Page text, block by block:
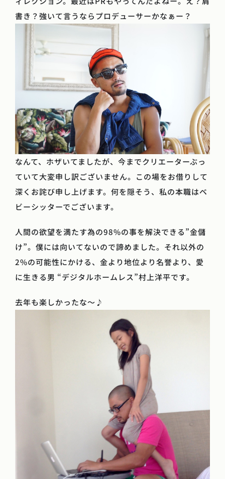
書き？強いて言うならプロデューサーかなぁー？
なんて、ホザいてましたが、今までクリエーターぶっ
ていて大変申し訳ございません。この場をお借りして
深くお詫び申し上げます。何を隠そう、私の本職はベ
ビーシッターでございます。
人間の欲望を満たす為の98%の事を解決できる”金儲
け”。僕には向いてないので諦めました。それ以外の
2%の可能性にかける、金より地位より名誉より、愛
に生きる男 “デジタルホームレス”村上洋平です。
去年も楽しかったな〜♪